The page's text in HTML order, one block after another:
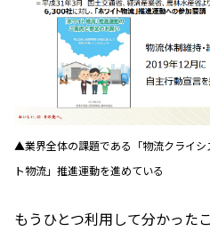
▲業界全体の課題である「物流クライシ
ト物流」推進運動を進めている
もうひとつ利用して分かった